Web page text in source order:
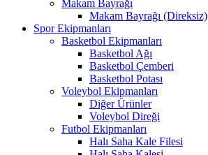
Makam Bayrağı
Makam Bayrağı (Direksiz)
Spor Ekipmanları
Basketbol Ekipmanları
Basketbol Ağı
Basketbol Çemberi
Basketbol Potası
Voleybol Ekipmanları
Diğer Ürünler
Voleybol Direği
Futbol Ekipmanları
Halı Saha Kale Filesi